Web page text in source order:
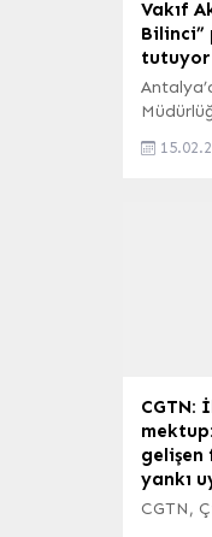
Vakıf
Bilinci”
tutuyor
genç
teşvik
CGTN:
gelişen
yankı
CGTN,